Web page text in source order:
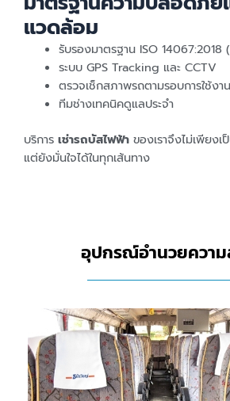
แวดล้อม
รับรองมาตรฐาน ISO
ระบบ GPS Tracking และ CCTV
ตรวจเช็กสภาพรถตามรอบการใช้งา
ทีมช่างเทคนิคดูแลประจำ
บริการ เช่ารถบัสไฟฟ้า ของเราจึงไม่เพียง
แต่ยังมั่นใจได้ในทุกเส้นทาง
อุปกรณ์อำนวยความ